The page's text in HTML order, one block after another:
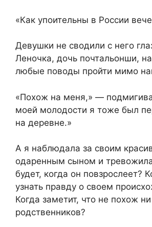
«Как упоительны в России
Девушки не сводили с него
Леночка, дочь почтальонши,
любые поводы пройти мимо
«Похож на меня,» —
моей молодости я тоже был
на деревне.»
А я наблюдала за своим
одаренным сыном и
будет, когда он повзрослеет?
узнать правду о своем
Когда заметит, что не похож
родственников?